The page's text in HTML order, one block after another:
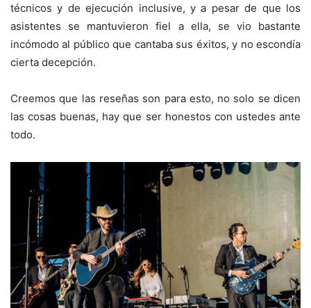
técnicos y de ejecución inclusive, y a pesar de que los
asistentes se mantuvieron fiel a ella, se vio bastante
incómodo al público que cantaba sus éxitos, y no escondía
cierta decepción.
Creemos que las reseñas son para esto, no solo se dicen
las cosas buenas, hay que ser honestos con ustedes ante
todo.